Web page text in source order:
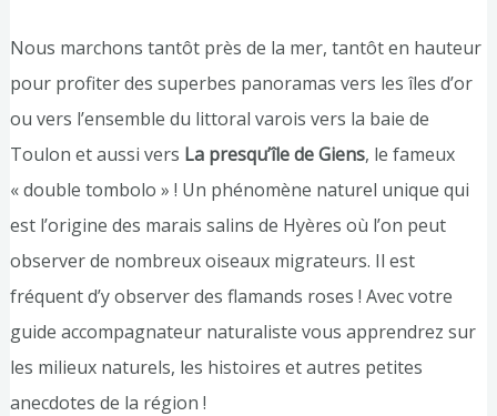
Nous marchons tantôt près de la mer, tantôt en hauteur
pour profiter des superbes panoramas vers les îles d’or
ou vers l’ensemble du littoral varois vers la baie de
Toulon et aussi vers La presqu’île de Giens, le fameux
« double tombolo » ! Un phénomène naturel unique qui
est l’origine des marais salins de Hyères où l’on peut
observer de nombreux oiseaux migrateurs. Il est
fréquent d’y observer des flamands roses ! Avec votre
guide accompagnateur naturaliste vous apprendrez sur
les milieux naturels, les histoires et autres petites
anecdotes de la région !